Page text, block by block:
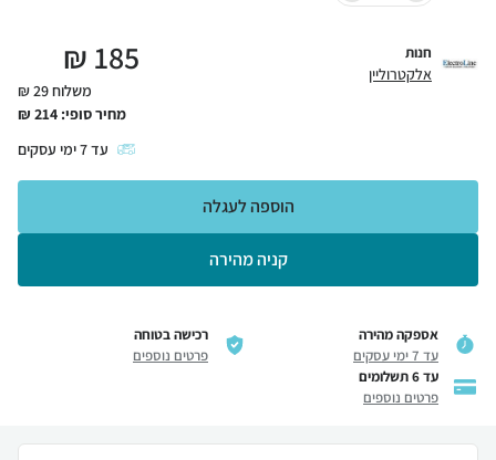
חנות
אלקטרוליין 185
₪
משלוח 29 ₪
מחיר סופי: 214
₪
עד7ימי עסקים
קניה מהירה
הוספה לעגלה
אספקה מהירה
עד 7 ימי עסקים
רכישה בטוחה
פרטים נוספים
עד 6 תשלומים
פרטים נוספים